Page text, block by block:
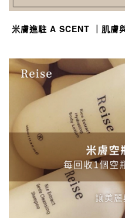
米膚進駐 A SCENT ｜肌膚